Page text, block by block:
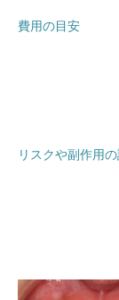
費用の目安
リスクや副作用